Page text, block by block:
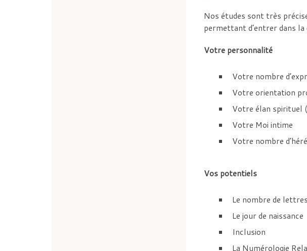
Nos études sont très
permettant d’entrer dans
Votre personnalité
Votre nombre
Votre orientation
Votre élan spirituel
Votre Moi intime
Votre nombre
Vos potentiels
Le nombre de
Le jour de naissance
Inclusion
La Numérologie